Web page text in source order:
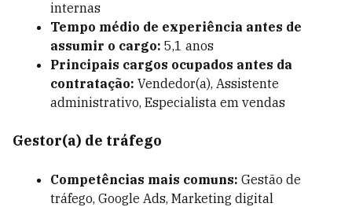
internas
Tempo médio de experiência antes de
assumir o cargo: 5,1 anos
Principais cargos ocupados antes da
contratação: Vendedor(a), Assistente
administrativo, Especialista em vendas
Gestor(a) de tráfego
Competências mais comuns: Gestão de
tráfego, Google Ads, Marketing digital